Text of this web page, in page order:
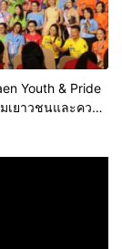
Youth & Pride
เยาวชนและความ